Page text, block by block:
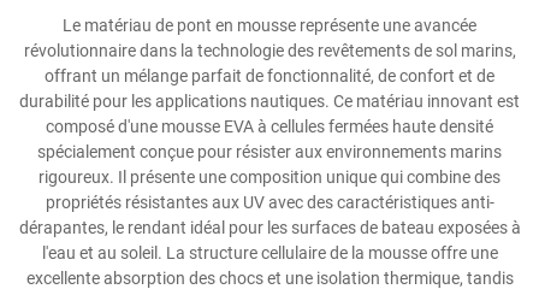
Le matériau de pont en mousse représente une avancée
révolutionnaire dans la technologie des revêtements de sol marins,
offrant un mélange parfait de fonctionnalité, de confort et de
durabilité pour les applications nautiques. Ce matériau innovant est
composé d'une mousse EVA à cellules fermées haute densité
spécialement conçue pour résister aux environnements marins
rigoureux. Il présente une composition unique qui combine des
propriétés résistantes aux UV avec des caractéristiques anti-
dérapantes, le rendant idéal pour les surfaces de bateau exposées à
l'eau et au soleil. La structure cellulaire de la mousse offre une
excellente absorption des chocs et une isolation thermique, tandis